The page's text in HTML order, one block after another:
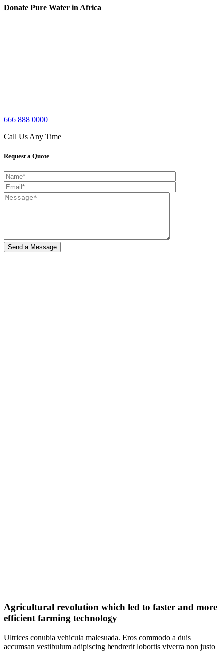
Donate Pure Water in Africa
666 888 0000
Call Us Any Time
Request a Quote
Agricultural revolution which led to faster and more
efficient farming technology
Ultrices conubia vehicula malesuada. Eros commodo a duis
accumsan vestibulum adipiscing hendrerit lobortis viverra non justo